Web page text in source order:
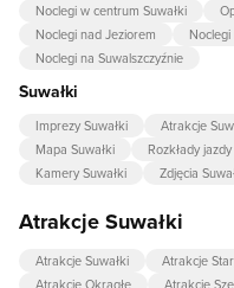
Noclegi w centrum Suwałki
Noclegi nad Jeziorem
Noclegi na Suwalszczyźnie
Suwałki
Imprezy Suwałki Atrakcje
Mapa Suwałki
Rozkłady
Kamery Suwałki
Zdjęcia
Atrakcje Suwałki
Atrakcje Suwałki Atrakcje